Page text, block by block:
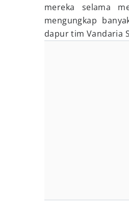
mereka selama
mengungkap
dapur tim Vandaria